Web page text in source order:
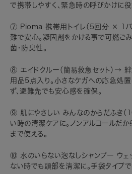
で携帯しやすく、緊急時の呼びかけに役
⑦ Pioma 携帯用トイレ（5回分 × 1パ
難で安心。凝固剤をかける事で可燃ご
菌・防臭性。
⑧ エイドクルー（簡易救急セット）→ 絆
用品5点入り。小さなケガへの応急処置
ず、避難先でも安心感を確保。
⑨ 肌にやさしい みんなのからだふき
い時の清潔ケアに。ノンアルコールだ
まで使える。
⑩ 水のいらない泡なしシャンプー ウェ
ない時でも頭部を清潔に。手袋タイプで